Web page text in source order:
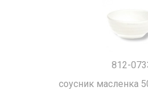
812-
соусник масленка